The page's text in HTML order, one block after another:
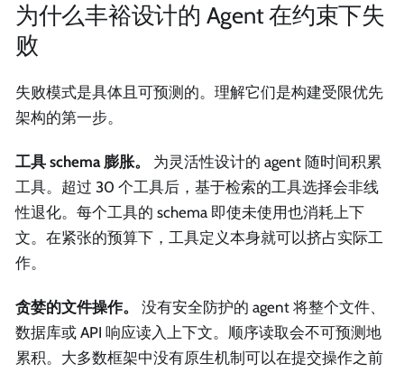
为什么丰裕设计的 Agent 在约束下失
败
失败模式是具体且可预测的。理解它们是构建受限优先
架构的第一步。
工具 schema 膨胀。
为灵活性设计的 agent 随时间积累
工具。超过 30 个工具后，基于检索的工具选择会非线
性退化。每个工具的 schema 即使未使用也消耗上下
文。在紧张的预算下，工具定义本身就可以挤占实际工
作。
贪婪的文件操作。
没有安全防护的 agent 将整个文件、
数据库或 API 响应读入上下文。顺序读取会不可预测地
累积。大多数框架中没有原生机制可以在提交操作之前